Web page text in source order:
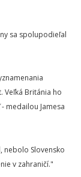
sa spolupodieľal
Veľká Británia ho
medailou Jamesa
nebolo Slovensko
v zahraničí."